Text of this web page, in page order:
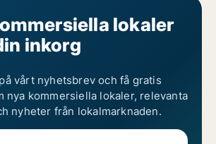
lokaler
inkorg
vårt nyhetsbrev och få gratis
nya kommersiella lokaler, relevanta
nyheter från lokalmarknaden.